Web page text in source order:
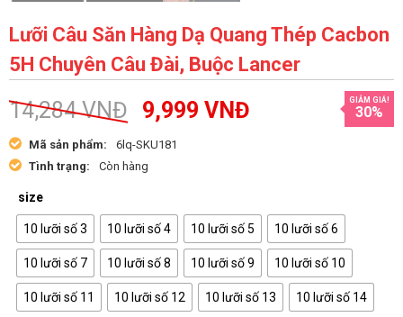
Lưỡi Câu Săn Hàng Dạ Quang Thép Cacbon
5H Chuyên Câu Đài, Buộc Lancer
14,284VNĐ 9,999 VNĐ GIẢM GIÁ!
30%
Mã sản phẩm:
6lq-SKU181
Tình trạng:
Còn hàng
size
10 lưỡi số 3 10 lưỡi số 4 10 lưỡi số 5 10 lưỡi số 6
10 lưỡi số 7 10 lưỡi số 8 10 lưỡi số 9 10 lưỡi số 10
10 lưỡi số 11 10 lưỡi số 12 10 lưỡi số 13 10 lưỡi số 14